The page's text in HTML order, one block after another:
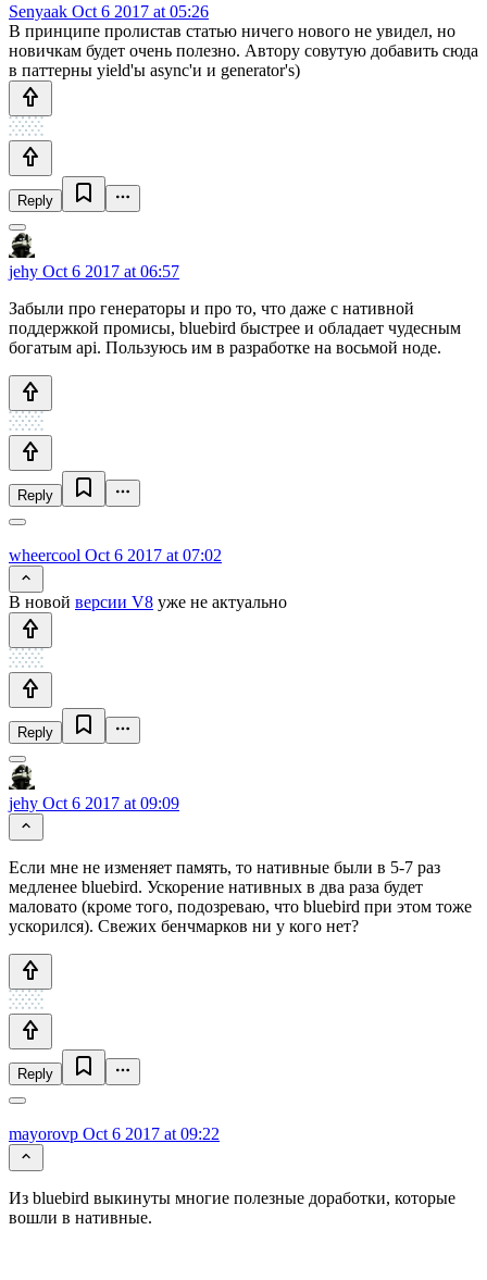
Senyaak Oct 6 2017 at 05:26
В принципе пролистав статью ничего нового не увидел, но
новичкам будет очень полезно. Автору совутую добавить сюда
в паттерны yield'ы async'и и generator's)
Reply
jehy Oct 6 2017 at 06:57
Забыли про генераторы и про то, что даже с нативной
поддержкой промисы, bluebird быстрее и обладает чудесным
богатым api. Пользуюсь им в разработке на восьмой ноде.
Reply
wheercool Oct 6 2017 at 07:02
В новой версии V8 уже не актуально
Reply
jehy Oct 6 2017 at 09:09
Если мне не изменяет память, то нативные были в 5-7 раз
медленее bluebird. Ускорение нативных в два раза будет
маловато (кроме того, подозреваю, что bluebird при этом тоже
ускорился). Свежих бенчмарков ни у кого нет?
Reply
mayorovp Oct 6 2017 at 09:22
Из bluebird выкинуты многие полезные доработки, которые
вошли в нативные.